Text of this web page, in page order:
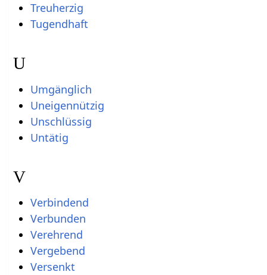
Treuherzig
Tugendhaft
U
Umgänglich
Uneigennützig
Unschlüssig
Untätig
V
Verbindend
Verbunden
Verehrend
Vergebend
Versenkt